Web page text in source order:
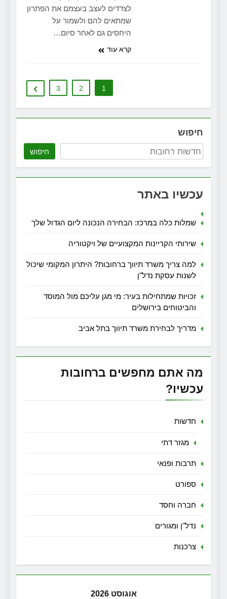
לצדדים לעצב בעצמם את הפתרון
שמתאים להם ולשמור על
היחסים גם לאחר סיום…
קרא עוד
1
2
3
חיפוש
חיפוש
עכשיו באתר
שמלות כלה במרכז: הבחירה הנכונה ליום הגדול שלך
שירותי הקריינות המקצועיים של ויקטוריה
למה צריך משרד תיווך ברחובות? היתרון המקומי שיכול
לשנות עסקת נדל"ן
זכויות שמתחילות בעיר: מי מגן עליכם מול המוסד
והביטוחים בירושלים
מדריך לבחירת משרד תיווך בתל אביב
מה אתם מחפשים ברחובות
עכשיו?
חדשות
מגזר דתי
תרבות ופנאי
ספורט
חברה וחסד
נדל"ן ומגורים
צרכנות
אוגוסט 2026